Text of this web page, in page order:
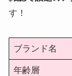
す！
ブランド名
年齢層